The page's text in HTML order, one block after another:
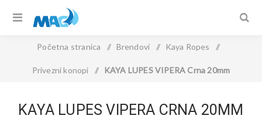
Početna stranica / Brendovi / Kaya Ropes /
Privezni konopi / KAYA LUPES VIPERA Crna 20mm
KAYA LUPES VIPERA CRNA 20MM